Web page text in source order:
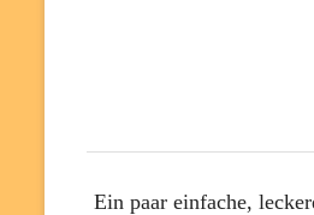
Ein paar einfache,